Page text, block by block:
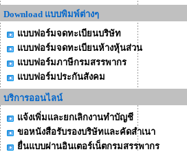
Download แบบพิมพ์ต่างๆ
แบบฟอร์มจดทะเบียนบริษัท
แบบฟอร์มจดทะเบียนห้างหุ้นส่วน
แบบฟอร์มภาษีกรมสรรพากร
แบบฟอร์มประกันสังคม
บริการออนไลน์
แจ้งเพิ่มและยกเลิกงานทำบัญชี
ขอหนังสือรับรองบริษัทและคัดสำเนา
ยื่นแบบผ่านอินเตอร์เน็ตกรมสรรพากร